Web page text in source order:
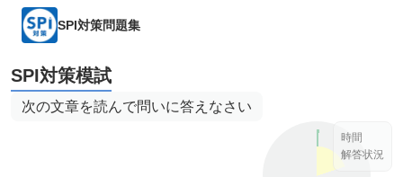
SPI対策問題集
SPI対策模試
次の文章を読んで問いに答えなさい
時間
解答状況